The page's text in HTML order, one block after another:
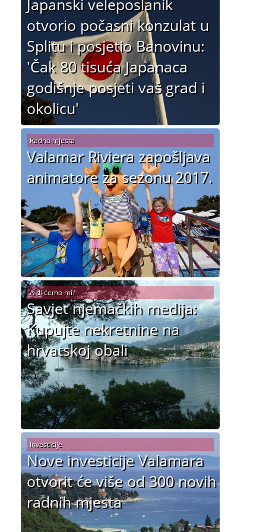
otvorio počasni konzulat u
Splitu i posjetio Banovinu:
'Čak 80 tisuća Japanaca
godišnje posjeti vaš grad i
okolicu'
Valamar Riviera zapošljava
animatore za sezonu 2017.
Radna mjesta
Savjet njemačkih medija:
Kupujte nekretnine na
hrvatskoj obali
A di ćemo mi?
Nove investicije Valamara
otvorit će više od 300 novih
radnih mjesta
Investicije